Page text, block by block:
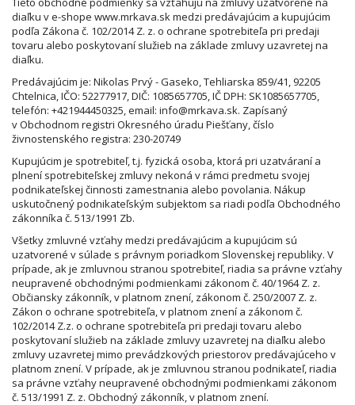
diaľku v e-shope www.mrkava.sk medzi predávajúcim a kupujúcim
podľa Zákona č. 102/2014 Z. z. o ochrane spotrebiteľa pri predaji
tovaru alebo poskytovaní služieb na základe zmluvy uzavretej na
diaľku.
Predávajúcim je: Nikolas Prvý - Gaseko, Tehliarska 859/41, 92205
Chtelnica, IČO: 52277917, DIČ: 1085657705, IČ DPH: SK1085657705,
telefón: +421944450325, email: info@mrkava.sk. Zapísaný
v Obchodnom registri Okresného úradu Piešťany, číslo
živnostenského registra: 230-20749
Kupujúcim je spotrebiteľ, t.j. fyzická osoba, ktorá pri uzatváraní a
plnení spotrebiteľskej zmluvy nekoná v rámci predmetu svojej
podnikateľskej činnosti zamestnania alebo povolania. Nákup
uskutočnený podnikateľským subjektom sa riadi podľa Obchodného
zákonníka č. 513/1991 Zb.
Všetky zmluvné vzťahy medzi predávajúcim a kupujúcim sú
uzatvorené v súlade s právnym poriadkom Slovenskej republiky. V
prípade, ak je zmluvnou stranou spotrebiteľ, riadia sa právne vzťahy
neupravené obchodnými podmienkami zákonom č. 40/1964 Z. z.
Občiansky zákonník, v platnom znení, zákonom č. 250/2007 Z. z.
Zákon o ochrane spotrebiteľa, v platnom znení a zákonom č.
102/2014 Z.z. o ochrane spotrebiteľa pri predaji tovaru alebo
poskytovaní služieb na základe zmluvy uzavretej na diaľku alebo
zmluvy uzavretej mimo prevádzkových priestorov predávajúceho v
platnom znení. V prípade, ak je zmluvnou stranou podnikateľ, riadia
sa právne vzťahy neupravené obchodnými podmienkami zákonom
č. 513/1991 Z. z. Obchodný zákonník, v platnom znení.